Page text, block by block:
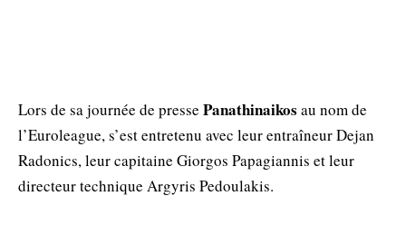
Lors de sa journée de presse Panathinaikos au nom de
l’Euroleague, s’est entretenu avec leur entraîneur Dejan
Radonics, leur capitaine Giorgos Papagiannis et leur
directeur technique Argyris Pedoulakis.